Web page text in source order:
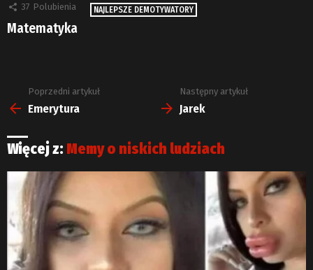
37 Polubienia NAJLEPSZE DEMOTYWATORY
Matematyka
Zobacz
więcej
Poprzedni artykuł
Emerytura
Następny artykuł
Jarek
Więcej z: Memy o niskich ludziach